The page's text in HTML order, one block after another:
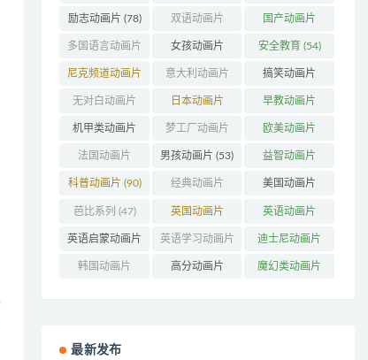
(158)
励志动画片 (78) 双语动画片
(220)
国产动画片
(1382)
多国语言动画片
(179)
女孩动画片
(162)
安全教育 (54)
尼克频道动画片
(83)
意大利动画片
(50)
搞笑动画片
(802)
无对白动画片
(78)
日本动画片
(319)
早教动画片
(405)
机甲类动画片
(207)
梦工厂动画片
(155)
欧美动画片
(996)
法国动画片
(203)
男孩动画片 (53) 益智动画片
(1550)
科普动画片 (90) 经典动画片
(707)
美国动画片
(843)
芭比系列 (47) 英国动画片
(199)
英语动画片
(214)
英语启蒙动画片
(162)
英语学习动画片
(85)
迪士尼动画片
(317)
韩国动画片 高分动画片 魔幻类动画片
最新发布